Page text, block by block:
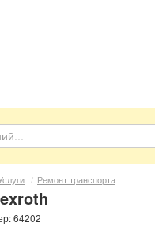
/ Ремонт транспорта
64202